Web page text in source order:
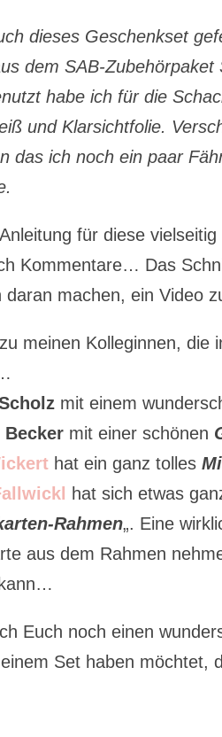
dieses Geschenkset
dem SAB-
habe ich für die
und Klarsichtfolie.
das ich noch ein paar
für diese
Kommentare… Das
daran machen, ein Video
meinen Kolleginnen, die
mit einem
Becker mit einer schönen
hat ein ganz tolles
hat sich etwas
Rahmen„. Eine
aus dem Rahmen
Euch noch einen
Set haben